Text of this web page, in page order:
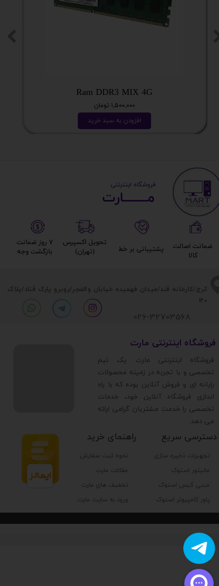
Ram DDR3 MIX 4G
۱,۵۰۰,۰۰۰ تومان
افزودن به سبد خرید
​​کرج/کارخانه قند/میدان فهمیده خیابان والفجر/روبرو پارک قناد/پلاک
120
تجهیزات ذخیره سازی
مانیتور استوک
مینی کیس استوک
پاور کامپیوتر استوک
دسترسی سریع راهنمای خرید
نحوه ثبت سفارش
مقالات مارت
تخفیف های مارت
ورود به سایت مارت
​فروشگاه اینترنتی مارت
​فروشگاه اینترنتی مارت یک تیم
تخصصی و با تجربه در زمینه محصولات
رایانه ای و فروش آنلاین بوده که با راه
اندازی فروشگاه آنلاین خود، خدمات
تخصصی را خدمت مشتریان گرامی ارائه
می دهد.
026-32703568
مــــــــارت​​​​​​
​ ​فروشگاه اینترنتی
۷ روز ضمانت
بازگشت وجه​​​​​​​
تحویل اکسپرس
(تهران)​​​​​​​
پشتیبانی بر خط​​​​​​​
ضمانت اصالت
کالا​​​​​​​